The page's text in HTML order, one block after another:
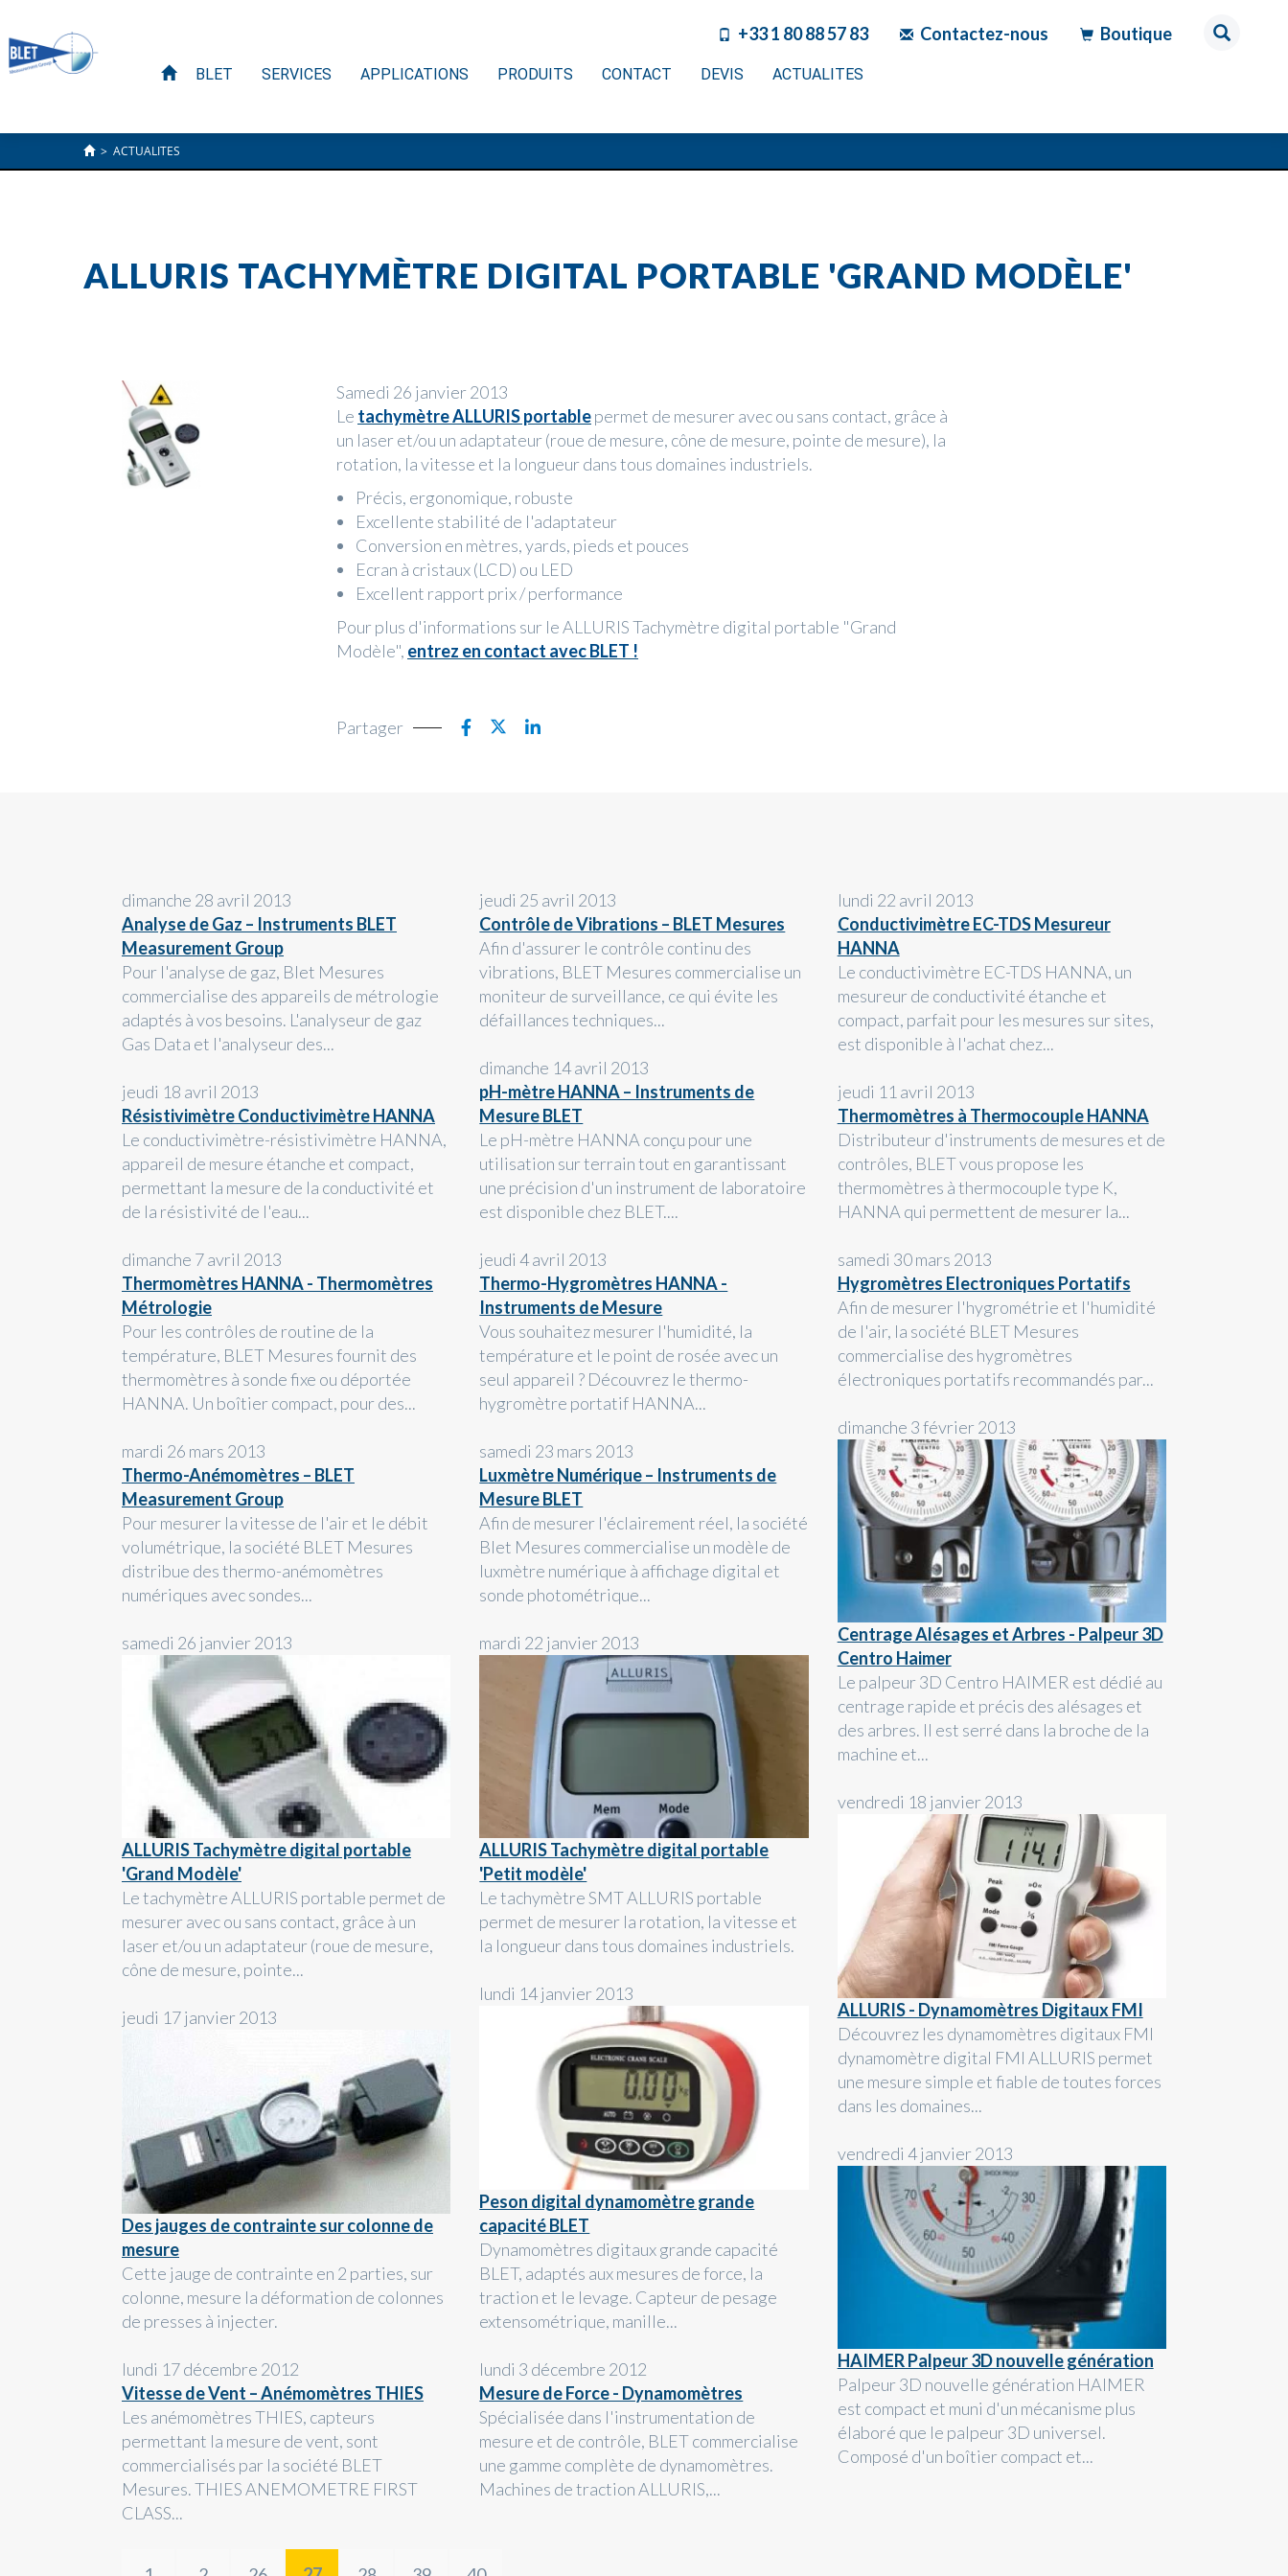
+33 1 80 88 57 83 Contactez-nous Boutique
BLET SERVICES APPLICATIONS PRODUITS CONTACT DEVIS ACTUALITES
> ACTUALITES
ALLURIS TACHYMÈTRE DIGITAL PORTABLE 'GRAND MODÈLE'
Samedi 26 janvier 2013
Le tachymètre ALLURIS portablepermet de mesurer avec ou sans contact, grâce à
un laser et/ou un adaptateur (roue de mesure, cône de mesure, pointe de mesure), la
rotation, la vitesse et la longueur dans tous domaines industriels.
Précis, ergonomique, robuste
Excellente stabilité de l'adaptateur
Conversion en mètres, yards, pieds et pouces
Ecran à cristaux (LCD) ou LED
Excellent rapport prix / performance
Pour plus d'informations sur le ALLURIS Tachymètre digital portable "Grand
Modèle", entrez en contact avec BLET !
Partager
dimanche 28 avril 2013
Analyse de Gaz – Instruments BLET
Measurement Group
Pour l'analyse de gaz, Blet Mesures
commercialise des appareils de métrologie
adaptés à vos besoins. L'analyseur de gaz
Gas Data et l'analyseur des...
jeudi 18 avril 2013
Résistivimètre Conductivimètre HANNA
Le conductivimètre-résistivimètre HANNA,
appareil de mesure étanche et compact,
permettant la mesure de la conductivité et
de la résistivité de l'eau...
dimanche 7 avril 2013
Thermomètres HANNA - Thermomètres
Métrologie
Pour les contrôles de routine de la
température, BLET Mesures fournit des
thermomètres à sonde fixe ou déportée
HANNA. Un boîtier compact, pour des...
mardi 26 mars 2013
Thermo-Anémomètres – BLET
Measurement Group
Pour mesurer la vitesse de l'air et le débit
volumétrique, la société BLET Mesures
distribue des thermo-anémomètres
numériques avec sondes...
samedi 26 janvier 2013
ALLURIS Tachymètre digital portable
'Grand Modèle'
Le tachymètre ALLURIS portable permet de
mesurer avec ou sans contact, grâce à un
laser et/ou un adaptateur (roue de mesure,
cône de mesure, pointe...
jeudi 17 janvier 2013
Des jauges de contrainte sur colonne de
mesure
Cette jauge de contrainte en 2 parties, sur
colonne, mesure la déformation de colonnes
de presses à injecter.
lundi 17 décembre 2012
Vitesse de Vent – Anémomètres THIES
Les anémomètres THIES, capteurs
permettant la mesure de vent, sont
commercialisés par la société BLET
Mesures. THIES ANEMOMETRE FIRST
CLASS...
jeudi 25 avril 2013
Contrôle de Vibrations – BLET Mesures
Afin d'assurer le contrôle continu des
vibrations, BLET Mesures commercialise un
moniteur de surveillance, ce qui évite les
défaillances techniques...
dimanche 14 avril 2013
pH-mètre HANNA – Instruments de
Mesure BLET
Le pH-mètre HANNA conçu pour une
utilisation sur terrain tout en garantissant
une précision d'un instrument de laboratoire
est disponible chez BLET....
jeudi 4 avril 2013
Thermo-Hygromètres HANNA -
Instruments de Mesure
Vous souhaitez mesurer l'humidité, la
température et le point de rosée avec un
seul appareil ? Découvrez le thermo-
hygromètre portatif HANNA...
samedi 23 mars 2013
Luxmètre Numérique – Instruments de
Mesure BLET
Afin de mesurer l'éclairement réel, la société
Blet Mesures commercialise un modèle de
luxmètre numérique à affichage digital et
sonde photométrique...
mardi 22 janvier 2013
ALLURIS Tachymètre digital portable
'Petit modèle'
Le tachymètre SMT ALLURIS portable
permet de mesurer la rotation, la vitesse et
la longueur dans tous domaines industriels.
lundi 14 janvier 2013
Peson digital dynamomètre grande
capacité BLET
Dynamomètres digitaux grande capacité
BLET, adaptés aux mesures de force, la
traction et le levage. Capteur de pesage
extensométrique, manille...
lundi 3 décembre 2012
Mesure de Force - Dynamomètres
Spécialisée dans l'instrumentation de
mesure et de contrôle, BLET commercialise
une gamme complète de dynamomètres.
Machines de traction ALLURIS,...
lundi 22 avril 2013
Conductivimètre EC-TDS Mesureur
HANNA
Le conductivimètre EC-TDS HANNA, un
mesureur de conductivité étanche et
compact, parfait pour les mesures sur sites,
est disponible à l'achat chez...
jeudi 11 avril 2013
Thermomètres à Thermocouple HANNA
Distributeur d'instruments de mesures et de
contrôles, BLET vous propose les
thermomètres à thermocouple type K,
HANNA qui permettent de mesurer la...
samedi 30 mars 2013
Hygromètres Electroniques Portatifs
Afin de mesurer l'hygrométrie et l'humidité
de l'air, la société BLET Mesures
commercialise des hygromètres
électroniques portatifs recommandés par...
dimanche 3 février 2013
Centrage Alésages et Arbres - Palpeur 3D
Centro Haimer
Le palpeur 3D Centro HAIMER est dédié au
centrage rapide et précis des alésages et
des arbres. Il est serré dans la broche de la
machine et...
vendredi 18 janvier 2013
ALLURIS - Dynamomètres Digitaux FMI
Découvrez les dynamomètres digitaux FMI
dynamomètre digital FMI ALLURIS permet
une mesure simple et fiable de toutes forces
dans les domaines...
vendredi 4 janvier 2013
HAIMER Palpeur 3D nouvelle génération
Palpeur 3D nouvelle génération HAIMER
est compact et muni d'un mécanisme plus
élaboré que le palpeur 3D universel.
Composé d'un boîtier compact et...